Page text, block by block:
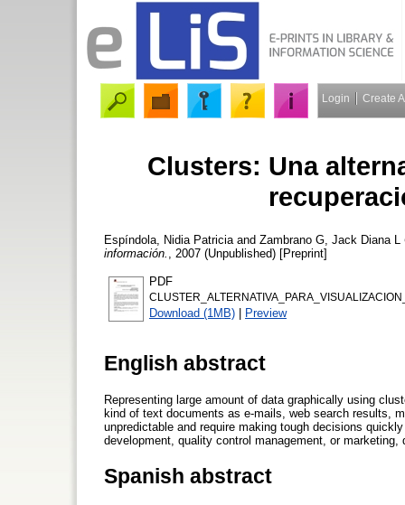
Login Create
Clusters: Una
Espíndola, Nidia Patricia and Zambrano G, Jack Diana L
información.
, 2007 (Unpublished) [Preprint]
PDF
Download (1MB) | Preview
English abstract
Representing large amount of data graphically using
kind of text documents as e-mails, web search results,
unpredictable and require making tough decisions
development, quality control management, or
Spanish abstract